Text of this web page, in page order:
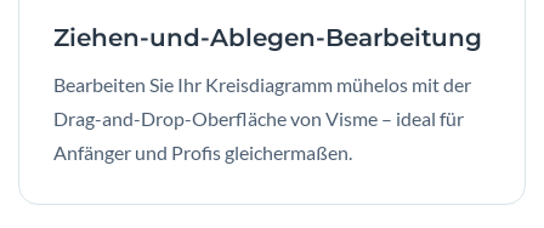
Ziehen-und-Ablegen-Bearbeitung
Bearbeiten Sie Ihr Kreisdiagramm mühelos mit der
Drag-and-Drop-Oberfläche von Visme – ideal für
Anfänger und Profis gleichermaßen.